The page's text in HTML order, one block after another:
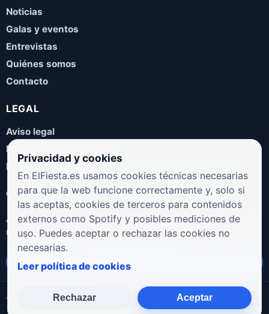
Noticias
Galas y eventos
Entrevistas
Quiénes somos
Contacto
LEGAL
Aviso legal
Política de privacidad
Política de cookies
COLABORA
¿Eres artista, manager, sello o promotor? Envíanos tus
novedades, galas, entrevistas o propuestas musicales.
Enviar propuesta
© 2026 ElFiesta.es Noticias · Galas · Entrevistas · Música
Privacidad y cookies
En ElFiesta.es usamos cookies técnicas necesarias
para que la web funcione correctamente y, solo si
las aceptas, cookies de terceros para contenidos
externos como Spotify y posibles mediciones de
uso. Puedes aceptar o rechazar las cookies no
necesarias.
Leer política de cookies
Rechazar Aceptar